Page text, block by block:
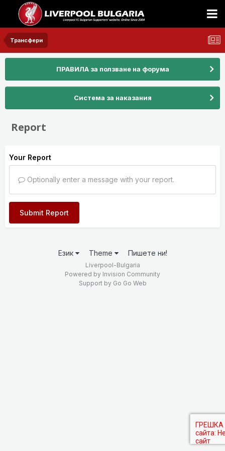
Трансфери
ПРАВИЛА за ползване на форума
Система за наказания
Report
Your Report
Optionally enter a message with your report.
Submit Report
Език Theme Пишете ни!
Liverpool-Bulgaria
Powered by Invision Community
Support by Go Go Web